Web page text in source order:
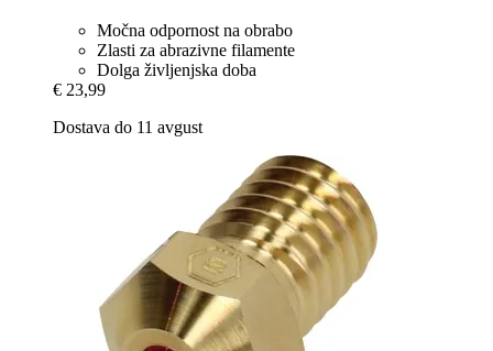
Močna odpornost na obrabo
Zlasti za abrazivne filamente
Dolga življenjska doba
€ 23,99
Dostava do 11 avgust